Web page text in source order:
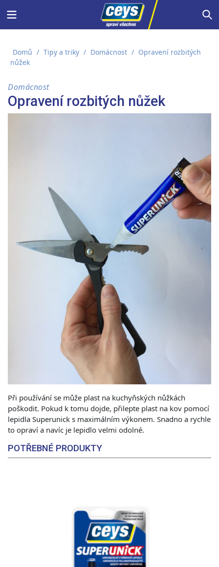
Menu
Domů / Tipy a triky / Domácnost / Opravení rozbitých
nůžek
Domácnost
Opravení rozbitých nůžek
Při používání se může plast na kuchyňských nůžkách
poškodit. Pokud k tomu dojde, přilepte plast na kov pomocí
lepidla Superunick s maximálním výkonem. Snadno a rychle
to opraví a navíc je lepidlo velmi odolné.
POTŘEBNÉ PRODUKTY